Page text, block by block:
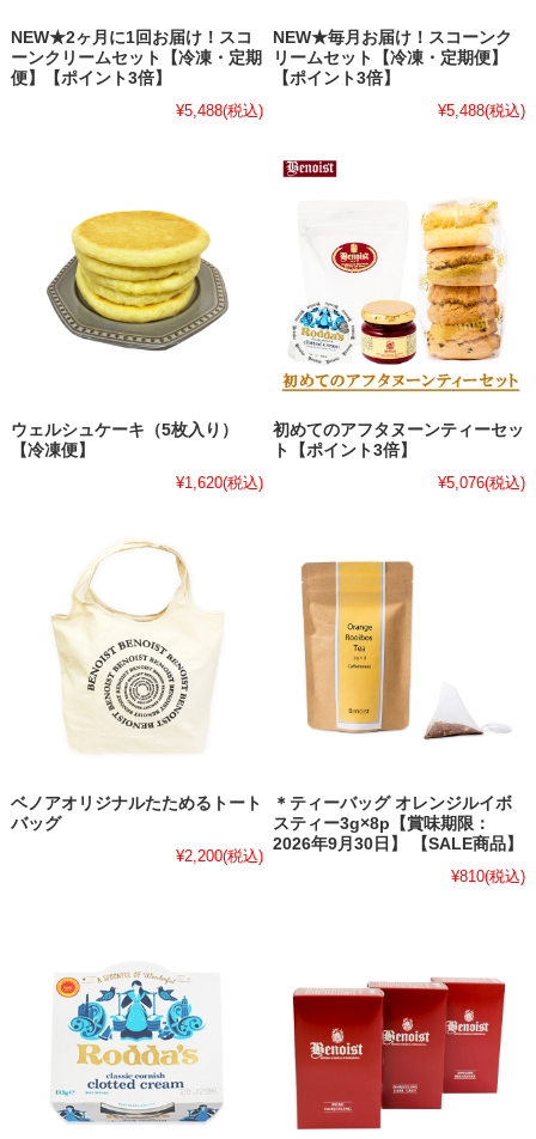
NEW★2ヶ月に1回お届け！スコ
ーンクリームセット【冷凍・定期
便】【ポイント3倍】
¥5,488(税込)
NEW★毎月お届け！スコーンク
リームセット【冷凍・定期便】
【ポイント3倍】
¥5,488(税込)
ウェルシュケーキ（5枚入り）
【冷凍便】
¥1,620(税込)
初めてのアフタヌーンティーセッ
ト【ポイント3倍】
¥5,076(税込)
ベノアオリジナルたためるトート
バッグ
¥2,200(税込)
＊ティーバッグ オレンジルイボ
スティー3g×8p【賞味期限：
2026年9月30日】 【SALE商品】
¥810(税込)